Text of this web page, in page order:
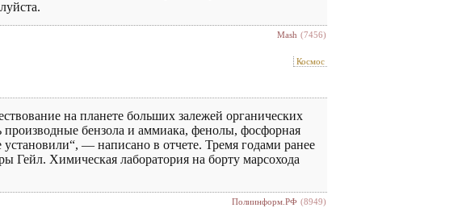
Mash (7456)
Космос
на планете больших залежей органических
бензола и аммиака, фенолы, фосфорная
— написано в отчете. Тремя годами ранее
Гейл. Химическая лаборатория на борту марсохода
Полиинформ.РФ (8949)